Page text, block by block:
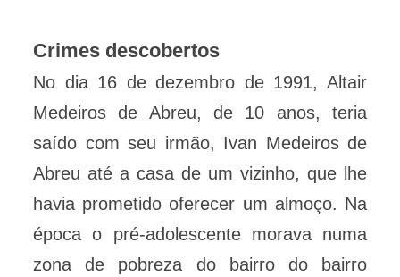
Crimes descobertos
No dia 16 de dezembro de 1991, Altair
Medeiros de Abreu, de 10 anos, teria
saído com seu irmão, Ivan Medeiros de
Abreu até a casa de um vizinho, que lhe
havia prometido oferecer um almoço. Na
época o pré-adolescente morava numa
zona de pobreza do bairro do bairro